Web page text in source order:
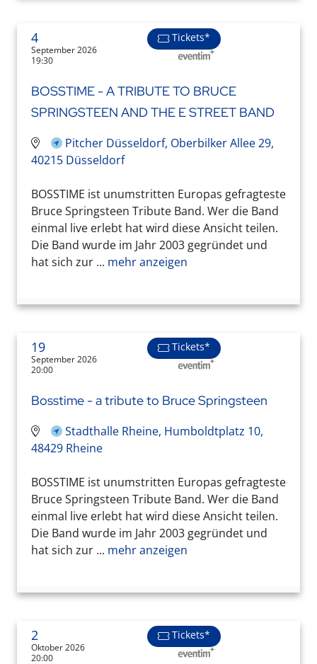
4
September 2026
19:30
Tickets*
BOSSTIME - A TRIBUTE TO BRUCE
SPRINGSTEEN AND THE E STREET BAND
Pitcher Düsseldorf, Oberbilker Allee 29,
40215 Düsseldorf
BOSSTIME ist unumstritten Europas gefragteste
Bruce Springsteen Tribute Band. Wer die Band
einmal live erlebt hat wird diese Ansicht teilen.
Die Band wurde im Jahr 2003 gegründet und
hat sich zur ... mehr anzeigen
19
September 2026
20:00
Tickets*
Bosstime - a tribute to Bruce Springsteen
Stadthalle Rheine, Humboldtplatz 10,
48429 Rheine
BOSSTIME ist unumstritten Europas gefragteste
Bruce Springsteen Tribute Band. Wer die Band
einmal live erlebt hat wird diese Ansicht teilen.
Die Band wurde im Jahr 2003 gegründet und
hat sich zur ... mehr anzeigen
2
Oktober 2026
20:00
Tickets*